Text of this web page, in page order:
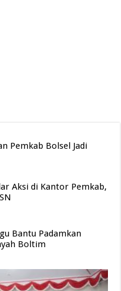
Pemkab Bolsel Jadi
Aksi di Kantor Pemkab,
Bantu Padamkan
Boltim